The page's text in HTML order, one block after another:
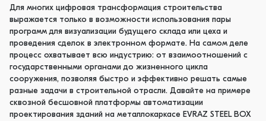
Для многих цифровая трансформация строительства
выражается только в возможности использования пары
программ для визуализации будущего склада или цеха и
проведения сделок в электронном формате. На самом деле
процесс охватывает всю индустрию: от взаимоотношений с
государственными органами до жизненного цикла
сооружения, позволяя быстро и эффективно решать самые
разные задачи в строительной отрасли. Давайте на примере
сквозной бесшовной платформы автоматизации
проектирования зданий на металлокаркасе EVRAZ STEEL BOX